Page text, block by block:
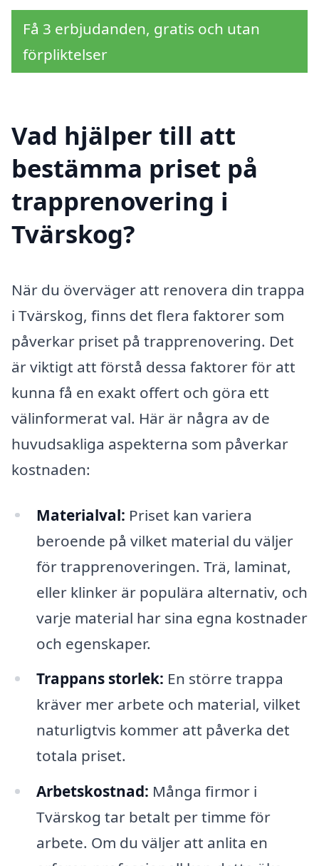
Få 3 erbjudanden, gratis och utan
förpliktelser
Vad hjälper till att
bestämma priset på
trapprenovering i
Tvärskog?
När du överväger att renovera din trappa
i Tvärskog, finns det flera faktorer som
påverkar priset på trapprenovering. Det
är viktigt att förstå dessa faktorer för att
kunna få en exakt offert och göra ett
välinformerat val. Här är några av de
huvudsakliga aspekterna som påverkar
kostnaden:
Materialval: Priset kan variera
beroende på vilket material du väljer
för trapprenoveringen. Trä, laminat,
eller klinker är populära alternativ, och
varje material har sina egna kostnader
och egenskaper.
Trappans storlek: En större trappa
kräver mer arbete och material, vilket
naturligtvis kommer att påverka det
totala priset.
Arbetskostnad: Många firmor i
Tvärskog tar betalt per timme för
arbete. Om du väljer att anlita en